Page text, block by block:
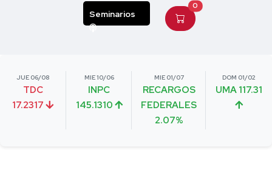
Seminarios
0
JUE 06/08
TDC
17.2317
MIE 10/06
INPC
145.1310
MIE 01/07
RECARGOS
FEDERALES
2.07%
DOM 01/02
UMA 117.31